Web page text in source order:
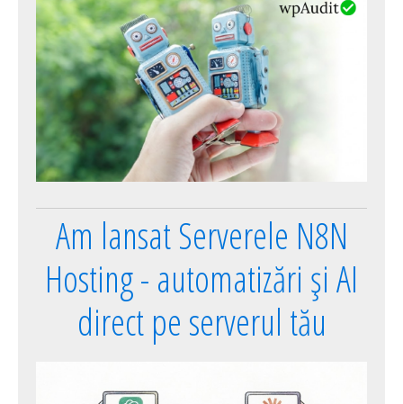
Am lansat Serverele N8N
Hosting - automatizări și AI
direct pe serverul tău